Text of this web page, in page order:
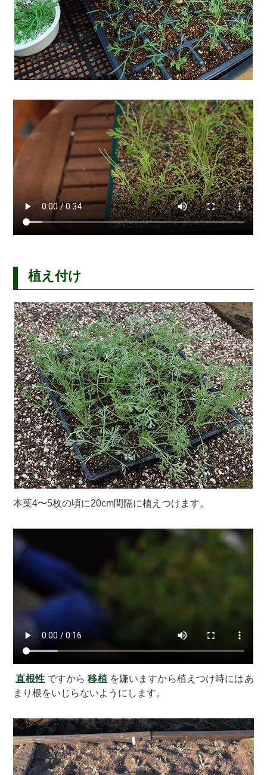
植え付け
本葉4〜5枚の頃に20cm間隔に植えつけます。
直根性 ですから 移植 を嫌いますから植えつけ時にはあ
まり根をいじらないようにします。
One point advice X
【】